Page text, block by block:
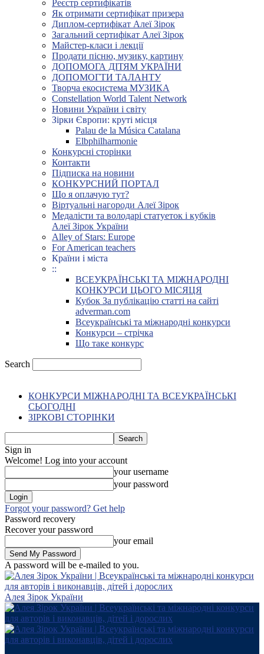
Реєстр сертифікатів
Як отримати сертифікат призера
Диплом-сертифікат Алеї Зірок
Загальний сертифікат Алеї Зірок
Майстер-класи і лекції
Продати пісню, музику, картину
ДОПОМОГА ДІТЯМ УКРАЇНИ
ДОПОМОГТИ ТАЛАНТУ
Творча екосистема МУЗИКА
Constellation World Talent Network
Новини України і світу
Зірки Європи: круті місця
Palau de la Música Catalana
Elbphilharmonie
Конкурсні сторінки
Контакти
Підписка на новини
КОНКУРСНИЙ ПОРТАЛ
Що я оплачую тут?
Віртуальні нагороди Алеї Зірок
Медалісти та володарі статуеток і кубків
Алеї Зірок України
Alley of Stars: Europe
For American teachers
Країни і міста
::
ВСЕУКРАЇНСЬКІ ТА МІЖНАРОДНІ
КОНКУРСИ ЦЬОГО МІСЯЦЯ
Кубок За публікацію статті на сайті
adverman.com
Всеукраїнські та міжнародні конкурси
Конкурси – стрічка
Що таке конкурс
Search
КОНКУРСИ МІЖНАРОДНІ ТА ВСЕУКРАЇНСЬКІ
СЬОГОДНІ
ЗІРКОВІ СТОРІНКИ
Sign in
Welcome! Log into your account
your username
your password
Forgot your password? Get help
Password recovery
Recover your password
your email
A password will be e-mailed to you.
Алея Зірок України